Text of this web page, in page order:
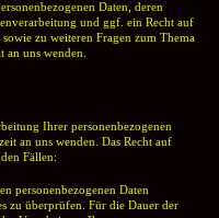
Daten, deren
und ggf. ein Recht auf
zu weiteren Fragen zum Thema
an uns wenden.
Ihrer personenbezogenen
an uns wenden. Das Recht auf
Fällen:
personenbezogenen Daten
zu überprüfen. Für die Dauer der